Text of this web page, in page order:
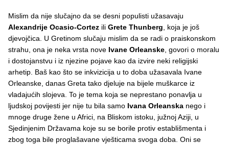
Mislim da nije slučajno da se desni populisti užasavaju
Alexandrije Ocasio-Cortez ili Grete Thunberg , koja je još
djevojčica. U Gretinom slučaju mislim da se radi o praiskonskom
strahu, ona je neka vrsta nove Ivane Orleanske , govori o moralu
i dostojanstvu i iz njezine pojave kao da izvire neki religijski
arhetip. Baš kao što se inkvizicija u to doba užasavala Ivane
Orleanske, danas Greta tako djeluje na bijele muškarce iz
vladajućih slojeva. To je tema koja se neprestano ponavlja u
ljudskoj povijesti jer nije tu bila samo Ivana Orleanska nego i
mnoge druge žene u Africi, na Bliskom istoku, južnoj Aziji, u
Sjedinjenim Državama koje su se borile protiv establišmenta i
zbog toga bile proglašavane vješticama svoga doba. Oni se